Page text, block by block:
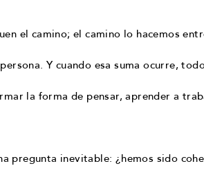
el camino; el camino lo hacemos
Y cuando esa suma ocurre,
la forma de pensar, aprender a
pregunta inevitable: ¿hemos sido